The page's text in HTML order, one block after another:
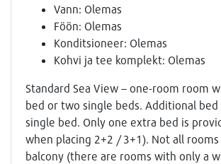
Vann: Olemas
Föön: Olemas
Konditsioneer: Olemas
Kohvi ja tee komplekt: Olemas
Standard Sea View – one-room room
bed or two single beds. Additional bed
single bed. Only one extra bed is
when placing 2+2 / 3+1). Not all rooms
balcony (there are rooms with only a